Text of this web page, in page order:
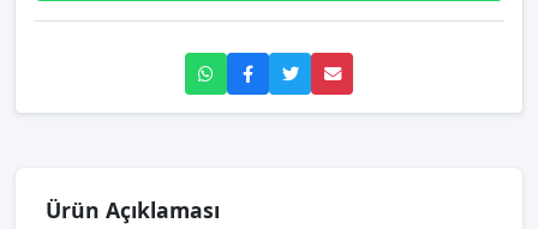
Ürün Açıklaması